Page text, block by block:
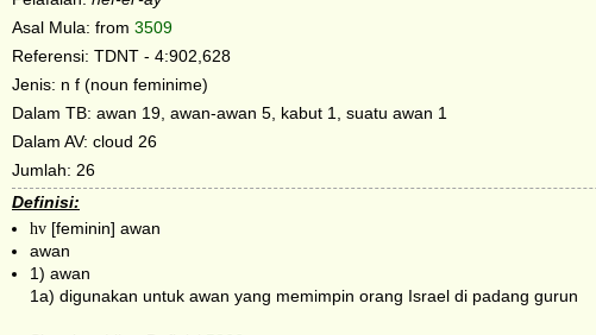
Asal Mula: from 3509
Referensi: TDNT - 4:902,628
Jenis: n f (noun feminime)
Dalam TB: awan 19, awan-awan 5, kabut 1, suatu awan 1
Dalam AV: cloud 26
Jumlah: 26
Definisi:
hv [feminin] awan
awan
1) awan
1a) digunakan untuk awan yang memimpin orang Israel di padang gurun